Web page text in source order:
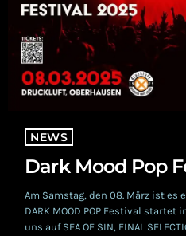
NEWS
Dark Mood Pop
Am Samstag, den 08. März ist es
DARK MOOD POP Festival
uns auf SEA OF SIN, FINAL